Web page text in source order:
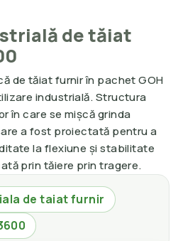
de tăiat
de tăiat furnir în pachet GOH
industrială. Structura
în care se mișcă grinda
a fost proiectată pentru a
la flexiune și stabilitate
prin tăiere prin tragere.
de taiat furnir